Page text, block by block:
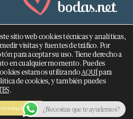
293 876
1976 - 2026 ©
sitio web cookies técnicas y analíticas,
visitas y fuentes de tráfico. Por
para aceptar su uso. Tiene derecho a
en cualquier momento. Puedes
estamos utilizandoAQUÍpara
de cookies, y también puedes
.
¿Necesitas que te ayudemos?